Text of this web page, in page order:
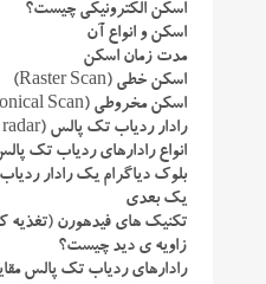
اسکن الکترونیکی چیست؟
اسکن و انواع آن
مدت زمان اسکن
اسکن خطی (Raster Scan)
اسکن مخروطی (Conical Scan)
رادار ردیاب تک پالس (mono puls tracking radar)
انواع رادارهای ردیاب تک
بلوک دیاگرام یک رادار
یک بعدی
تکنیک های فیدهورن (تغذیه
زاویه ی دید چیست؟
رادارهای ردیاب تک پالس